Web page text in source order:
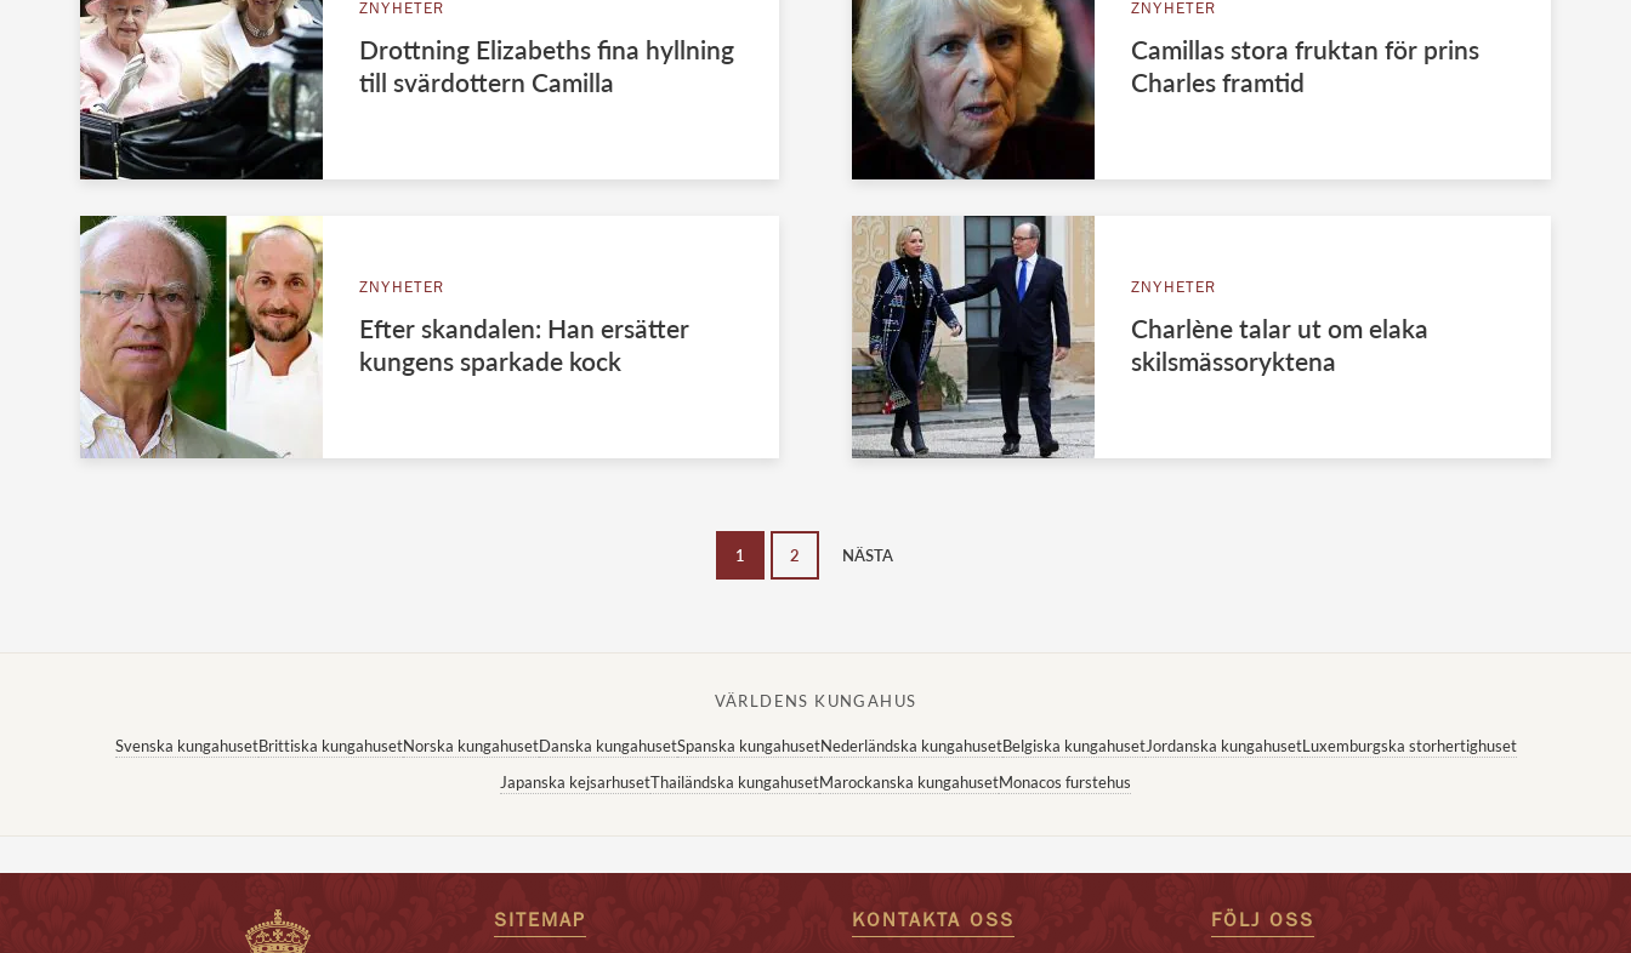
ZNYHETER
Drottning Elizabeths fina hyllning
till svärdottern Camilla
ZNYHETER
Camillas stora fruktan för prins
Charles framtid
ZNYHETER
Efter skandalen: Han ersätter
kungens sparkade kock
ZNYHETER
Charlène talar ut om elaka
skilsmässoryktena
1 2 NÄSTA
VÄRLDENS KUNGAHUS
Svenska kungahusetBrittiska kungahusetNorska kungahusetDanska kungahusetSpanska kungahusetNederländska kungahusetBelgiska kungahusetJordanska kungahusetLuxemburgska storhertighuset
Japanska kejsarhusetThailändska kungahusetMarockanska kungahusetMonacos furstehus
SITEMAP KONTAKTA OSS FÖLJ OSS